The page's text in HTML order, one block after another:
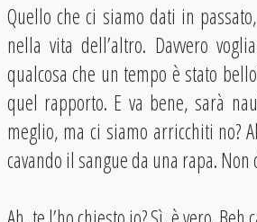
Quello che ci siamo dati in passato,
nella vita dell’altro. Davvero
qualcosa che un tempo è stato
quel rapporto. E va bene, sarà
meglio, ma ci siamo arricchiti no?
cavando il sangue da una rapa. Non